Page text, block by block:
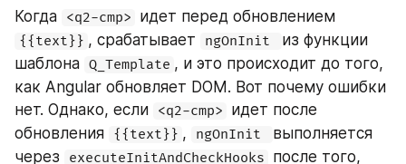
Когда <q2-cmp>
{{text}} , срабатывает ngOnInit
из функции
шаблона Q_Template , и это происходит до того,
как Angular обновляет DOM. Вот почему ошибки
нет. Однако, если <q2-cmp> идет после
обновления {{text}} , ngOnInit
выполняется
через
executeInitAndCheckHooks после того,